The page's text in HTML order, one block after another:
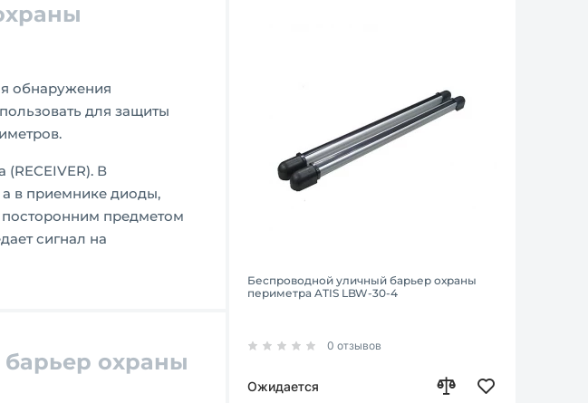
обнаружения
для защиты
(RECEIVER). В
в приемнике диоды,
предметом
сигнал на
охраны
Беспроводной уличный барьер охраны
периметра ATIS LBW-30-4
0 отзывов
Ожидается